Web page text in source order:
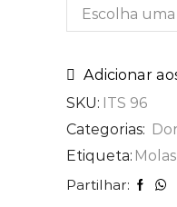
Adicionar
SKU: ITS 96
Categorias:
Etiqueta:
Partilhar: